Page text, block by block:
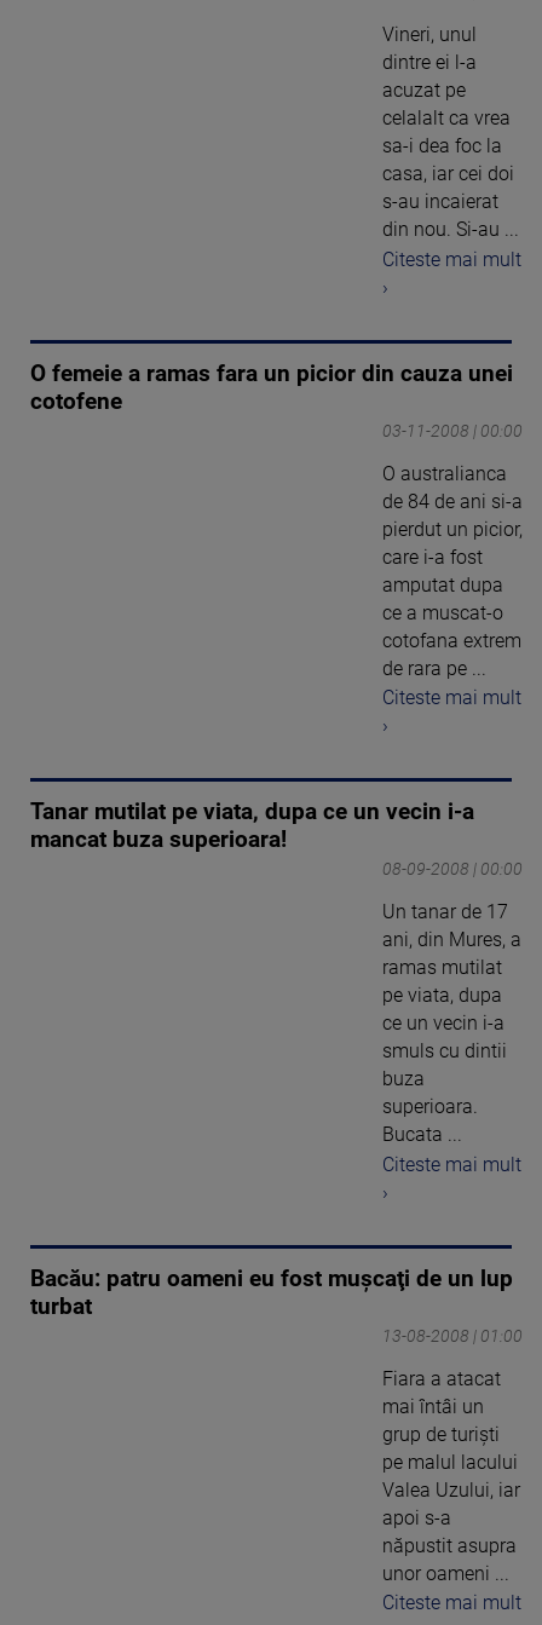
Vineri, unul
dintre ei l-a
acuzat pe
celalalt ca vrea
sa-i dea foc la
casa, iar cei doi
s-au incaierat
din nou. Si-au ...
Citeste mai mult
›
O femeie a ramas fara un picior din cauza unei
cotofene
03-11-2008 | 00:00
O australianca
de 84 de ani si-a
pierdut un picior,
care i-a fost
amputat dupa
ce a muscat-o
cotofana extrem
de rara pe ...
Citeste mai mult
›
Tanar mutilat pe viata, dupa ce un vecin i-a
mancat buza superioara!
08-09-2008 | 00:00
Un tanar de 17
ani, din Mures, a
ramas mutilat
pe viata, dupa
ce un vecin i-a
smuls cu dintii
buza
superioara.
Bucata ...
Citeste mai mult
›
Bacău: patru oameni eu fost muşcaţi de un lup
turbat
13-08-2008 | 01:00
Fiara a atacat
mai întâi un
grup de turişti
pe malul lacului
Valea Uzului, iar
apoi s-a
năpustit asupra
unor oameni ...
Citeste mai mult